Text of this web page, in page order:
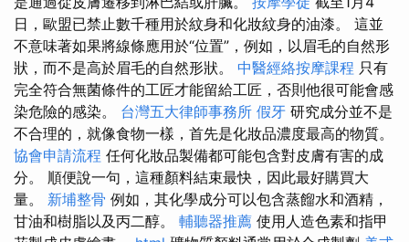
日，歐盟已禁止數千種用於紋身和化妝紋身的油漆。 這並
不意味著如果將線條應用於“位置”，例如，以眉毛的自然形
狀，而不是高於眉毛的自然形狀。 中醫經絡按摩課程 只有
完全符合無菌條件的工匠才能留給工匠，否則他很可能會感
染危險的感染。 台灣五大律師事務所 假牙 研究成分並不是
不合理的，就像食物一樣，首先是化妝品濃度最高的物質。
協會申請流程 任何化妝品製備都可能包含對皮膚有害的成
分。 順便說一句，這種顏料結束最快，因此最好購買大
量。 新埔整骨 例如，其化學成分可以包含蒸餾水和酒精，
甘油和樹脂以及丙二醇。 輔聽器推薦 使用人造色素和指甲